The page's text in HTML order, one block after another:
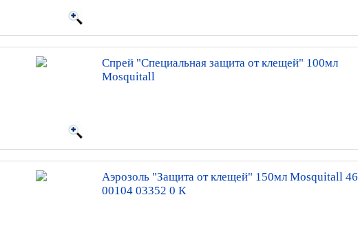
Спрей "Специальная защита от клещей" 100мл
Mosquitall
Аэрозоль "Защита от клещей" 150мл Mosquitall 46
00104 03352 0 К